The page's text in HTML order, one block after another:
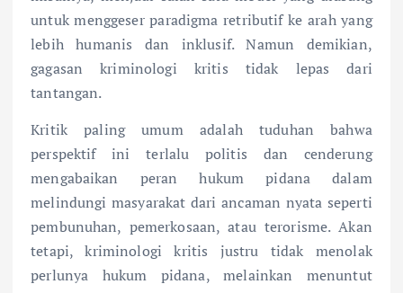
untuk menggeser paradigma retributif ke arah yang
lebih humanis dan inklusif. Namun demikian,
gagasan kriminologi kritis tidak lepas dari
tantangan.
Kritik paling umum adalah tuduhan bahwa
perspektif ini terlalu politis dan cenderung
mengabaikan peran hukum pidana dalam
melindungi masyarakat dari ancaman nyata seperti
pembunuhan, pemerkosaan, atau terorisme. Akan
tetapi, kriminologi kritis justru tidak menolak
perlunya hukum pidana, melainkan menuntut